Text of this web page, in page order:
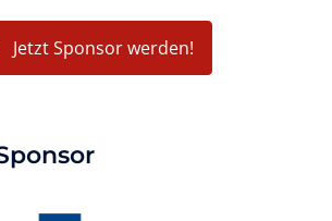
Jetzt Sponsor werden!